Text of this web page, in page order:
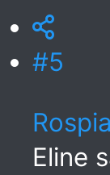
#5
Eline